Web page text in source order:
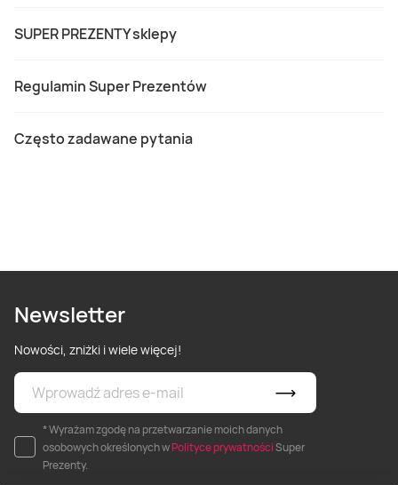
SUPER PREZENTY sklepy
Regulamin Super Prezentów
Często zadawane pytania
Newsletter
Nowości, zniżki i wiele więcej!
* Wyrażam zgodę na przetwarzanie moich danych
osobowych określonych wPolityce prywatnościSuper
Prezenty.